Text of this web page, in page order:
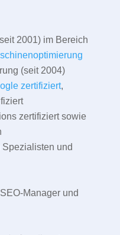
2001) im Bereich
(seit 2004)
zertifiziert,
zertifiziert sowie
Spezialisten und
Manager und